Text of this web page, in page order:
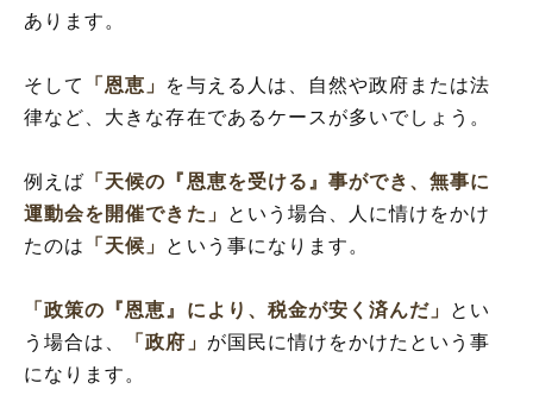
あります。
そして 「恩恵」 を与える人は、自然や政府または法
律など、大きな存在であるケースが多いでしょう。
例えば 「天候の『恩恵を受ける』事ができ、無事に
運動会を開催できた」
という場合、人に情けをかけ
たのは
「天候」 という事になります。
「政策の『恩恵』により、税金が安く済んだ」 とい
う場合は、
「政府」 が国民に情けをかけたという事
になります。